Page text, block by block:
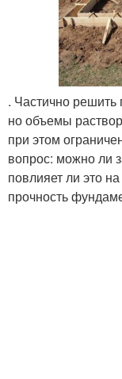
. Частично
но объемы
при этом
вопрос: можно ли
повлияет ли это
прочность